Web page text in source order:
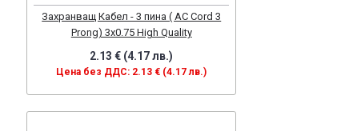
Захранващ Кабел - 3 пина ( AC Cord 3
Prong) 3x0.75 High Quality
2.13 € (4.17 лв.)
Цена без ДДС: 2.13 € (4.17 лв.)